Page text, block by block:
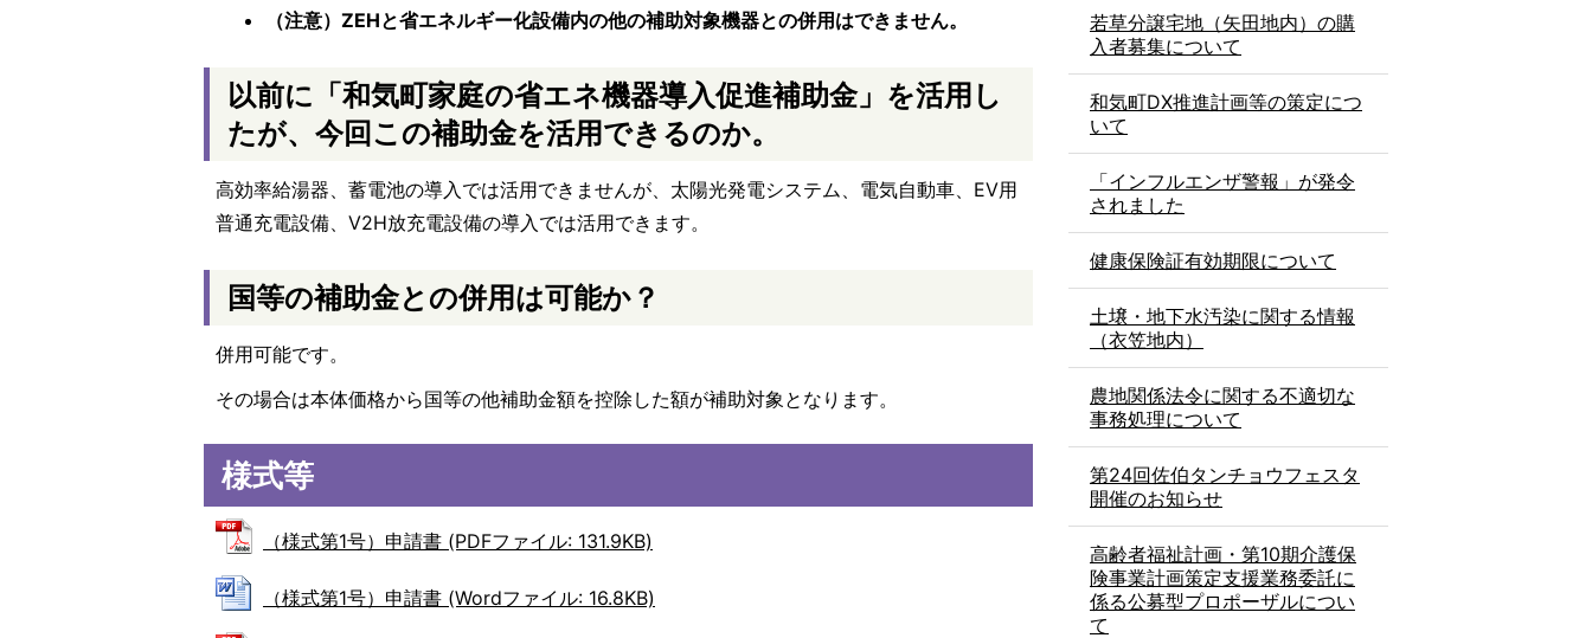
（注意）ZEHと省エネルギー化設備内の他の補助対象機器との併用はできません。
以前に「和気町家庭の省エネ機器導入促進補助金」を活用し
たが、今回この補助金を活用できるのか。
高効率給湯器、蓄電池の導入では活用できませんが、太陽光発電システム、電気自動車、EV用
普通充電設備、V2H放充電設備の導入では活用できます。
国等の補助金との併用は可能か？
併用可能です。
その場合は本体価格から国等の他補助金額を控除した額が補助対象となります。
様式等
（様式第1号）申請書 (PDFファイル: 131.9KB)
（様式第1号）申請書 (Wordファイル: 16.8KB)
若草分譲宅地（矢田地内）の購
入者募集について
和気町DX推進計画等の策定につ
いて
「インフルエンザ警報」が発令
されました
健康保険証有効期限について
土壌・地下水汚染に関する情報
（衣笠地内）
農地関係法令に関する不適切な
事務処理について
第24回佐伯タンチョウフェスタ
開催のお知らせ
高齢者福祉計画・第10期介護保
険事業計画策定支援業務委託に
係る公募型プロポーザルについ
て